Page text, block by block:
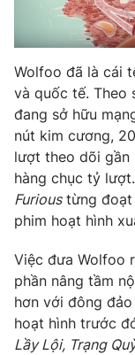
Thị trường 24h
VTV4
VTV9
Liên hệ tòa soạn
THỜI BÁO VTV
Wolfoo đã là cái
và quốc tế. Theo
đang sở hữu
nút kim cương,
lượt theo dõi gần
hàng chục tỷ
Furioustừng đoạt
phim hoạt hình
Việc đưa Wolfoo
phần nâng tầm
hơn với đông
hoạt hình trước
Lầy Lội, Trạng